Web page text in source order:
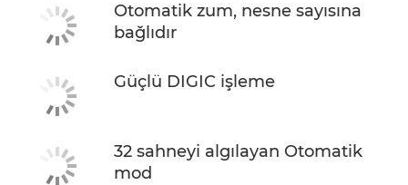
Otomatik zum, nesne sayısına
bağlıdır
Güçlü DIGIC işleme
32 sahneyi algılayan Otomatik
mod